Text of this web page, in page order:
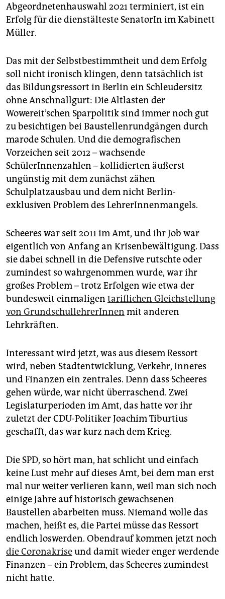
Abgeordnetenhauswahl 2021 terminiert, ist ein
Erfolg für die dienstälteste SenatorIn im Kabinett
Müller.
Das mit der Selbstbestimmtheit und dem Erfolg
soll nicht ironisch klingen, denn tatsächlich ist
das Bildungsressort in Berlin ein Schleudersitz
ohne Anschnallgurt: Die Altlasten der
Wowereit’schen Sparpolitik sind immer noch gut
zu besichtigen bei Baustellenrundgängen durch
marode Schulen. Und die demografischen
Vorzeichen seit 2012 – wachsende
SchülerInnenzahlen – kollidierten äußerst
ungünstig mit dem zunächst zähen
Schulplatzausbau und dem nicht Berlin-
exklusiven Problem des LehrerInnenmangels.
Scheeres war seit 2011 im Amt, und ihr Job war
eigentlich von Anfang an Krisenbewältigung. Dass
sie dabei schnell in die Defensive rutschte oder
zumindest so wahrgenommen wurde, war ihr
großes Problem – trotz Erfolgen wie etwa der
bundesweit einmaligen tariflichen Gleichstellung
von GrundschullehrerInnen mit anderen
Lehrkräften.
Interessant wird jetzt, was aus diesem Ressort
wird, neben Stadtentwicklung, Verkehr, Inneres
und Finanzen ein zentrales. Denn dass Scheeres
gehen würde, war nicht überraschend. Zwei
Legislaturperioden im Amt, das hatte vor ihr
zuletzt der CDU-Politiker Joachim Tiburtius
geschafft, das war kurz nach dem Krieg.
Die SPD, so hört man, hat schlicht und einfach
keine Lust mehr auf dieses Amt, bei dem man erst
mal nur weiter verlieren kann, weil man sich noch
einige Jahre auf historisch gewachsenen
Baustellen abarbeiten muss. Niemand wolle das
machen, heißt es, die Partei müsse das Ressort
endlich loswerden. Obendrauf kommen jetzt noch
die Coronakriseund damit wieder enger werdende
Finanzen – ein Problem, das Scheeres zumindest
nicht hatte.